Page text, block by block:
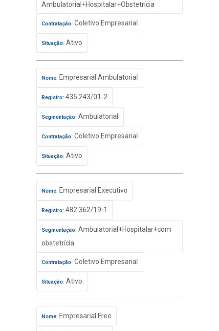
Ambulatorial+Hospitalar+Obstetrícia
Contratação: Coletivo Empresarial
Situação: Ativo
Nome: Empresarial Ambulatorial
Registro: 435.243/01-2
Segmentação: Ambulatorial
Contratação: Coletivo Empresarial
Situação: Ativo
Nome: Empresarial Executivo
Registro: 482.362/19-1
Segmentação: Ambulatorial+Hospitalar+com
obstetrícia
Contratação: Coletivo Empresarial
Situação: Ativo
Nome: Empresarial Free